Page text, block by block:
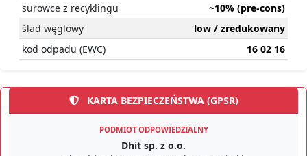
surowce z recyklingu
~10% (pre-cons)
ślad węglowy
low / zredukowany
kod odpadu (EWC)
16 02 16
KARTA BEZPIECZEŃSTWA (GPSR)
PODMIOT ODPOWIEDZIALNY
Dhit sp. z o.o.